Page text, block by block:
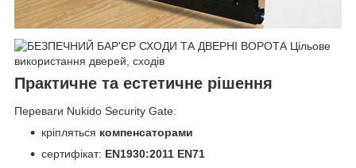
Практичне та естетичне рішення
Переваги Nukido Security Gate:
кріпляться компенсаторами
сертифікат: EN1930:2011 EN71